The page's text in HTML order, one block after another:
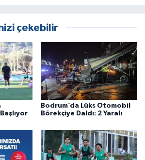
çekebilir
Bodrum’da Lüks Otomobil
Börekçiye Daldı: 2 Yaralı